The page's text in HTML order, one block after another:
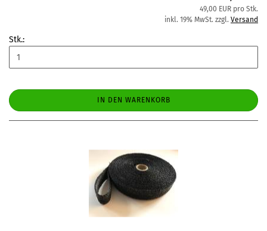
49,00 EUR pro Stk.
inkl. 19% MwSt. zzgl. Versand
Stk.:
IN DEN WARENKORB